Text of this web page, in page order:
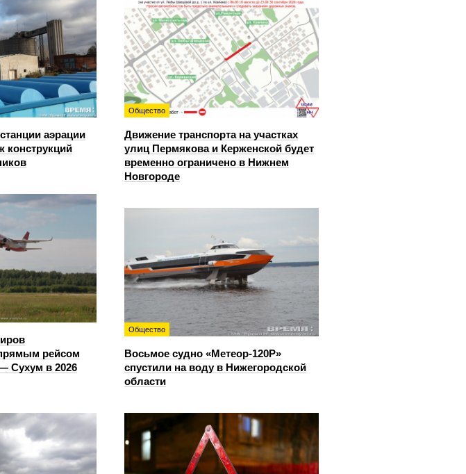
аэрации
конструкций
Общество
Движение транспорта на участках
улиц Пермякова и Керженской будет
временно ограничено в Нижнем
Новгороде
рейсом
Сухум в 2026
Общество
Восьмое судно «Метеор-120Р»
спустили на воду в Нижегородской
области